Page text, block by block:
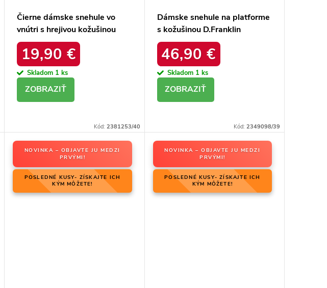
Čierne dámske snehule vo
vnútri s hrejivou kožušinou
zateplené kód 22SN26-5028
BLACK
19,90 €
Skladom 1 ks
Kód: 2381253/40
Dámske snehule na platforme
s kožušinou D.Franklin
DFSH37005 Čierne
46,90 €
Skladom 1 ks
Kód: 2349098/39
NOVINKA – OBJAVTE JU MEDZI
PRVÝMI!
POSLEDNÉ KUSY- ZÍSKAJTE ICH
KÝM MÔŽETE!
NOVINKA – OBJAVTE JU MEDZI
PRVÝMI!
POSLEDNÉ KUSY- ZÍSKAJTE ICH
KÝM MÔŽETE!